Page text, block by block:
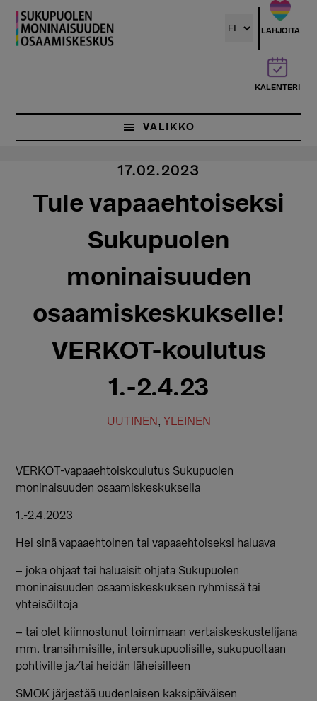
Hyppää
pääsisältöön
LAHJOITA
KALENTERI
VALIKKO
17.02.2023
Tule vapaaehtoiseksi
Sukupuolen
moninaisuuden
osaamiskeskukselle!
VERKOT-koulutus
1.-2.4.23
UUTINEN , YLEINEN
VERKOT-vapaaehtoiskoulutus Sukupuolen
moninaisuuden osaamiskeskuksella
1.-2.4.2023
Hei sinä vapaaehtoinen tai vapaaehtoiseksi haluava
– joka ohjaat tai haluaisit ohjata Sukupuolen
moninaisuuden osaamiskeskuksen ryhmissä tai
yhteisöiltoja
– tai olet kiinnostunut toimimaan vertaiskeskustelijana
mm. transihmisille, intersukupuolisille, sukupuoltaan
pohtiville ja/tai heidän läheisilleen
SMOK järjestää uudenlaisen kaksipäiväisen